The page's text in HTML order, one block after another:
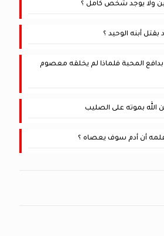
ولا يوجد شخص كامل ؟
أبنه الوحيد ؟
بدافع المحبة فلماذا لم يخلقه معصوم
بموته على الصليب
علمه أن أدم سوف يعصاه ؟